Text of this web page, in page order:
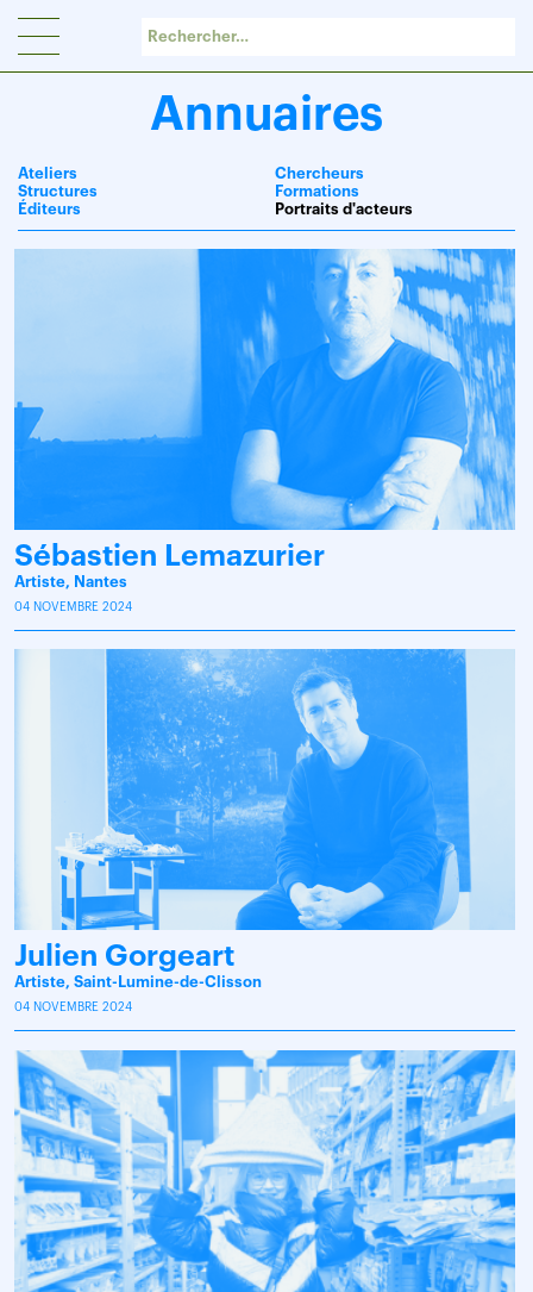
Annuaires
Ateliers
Structures
Éditeurs
Chercheurs
Formations
Portraits d'acteurs
Sébastien Lemazurier
Artiste, Nantes
04 NOVEMBRE 2024
Julien Gorgeart
Artiste, Saint-Lumine-de-Clisson
04 NOVEMBRE 2024